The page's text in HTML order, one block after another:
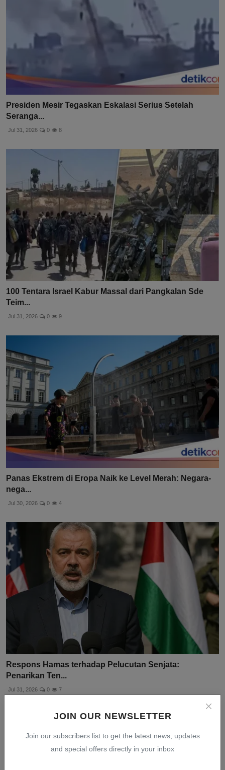
JOIN OUR NEWSLETTER
Join our subscribers list to get the latest news, updates
and special offers directly in your inbox
Presiden Mesir Tegaskan Eskalasi Serius Setelah
Seranga...
Jul 31, 2026 0 8
100 Tentara Israel Kabur Massal dari Pangkalan Sde
Teim...
Jul 31, 2026 0 9
Panas Ekstrem di Eropa Naik ke Level Merah: Negara-
nega...
Jul 30, 2026 0 4
Respons Hamas terhadap Pelucutan Senjata:
Penarikan Ten...
Jul 31, 2026 0 7